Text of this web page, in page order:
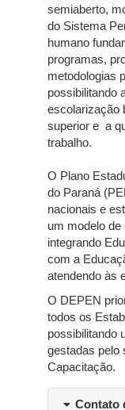
semiaberto,
do Sistema
humano
programas,
metodologias
possibilitando
escolarização
superior e a
trabalho.
O Plano
do Paraná
nacionais e
um modelo
integrando
com a
atendendo às
O DEPEN
todos os
possibilitando
gestadas pelo
Capacitação.
Contato